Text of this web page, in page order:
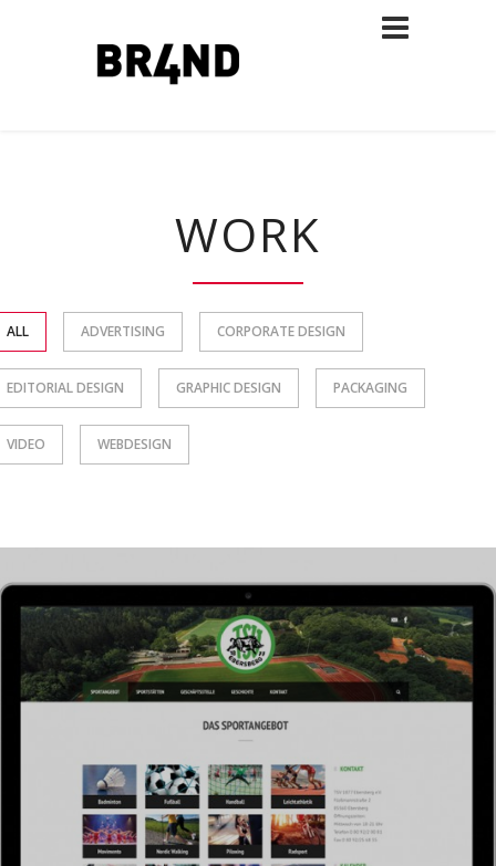
WORK
ALL ADVERTISING CORPORATE DESIGN
EDITORIAL DESIGN GRAPHIC DESIGN PACKAGING
VIDEO WEBDESIGN